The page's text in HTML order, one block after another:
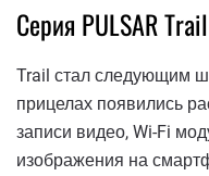
Серия PULSAR Trail
Trail стал следующим
прицелах появились
записи видео, Wi-Fi
изображения на